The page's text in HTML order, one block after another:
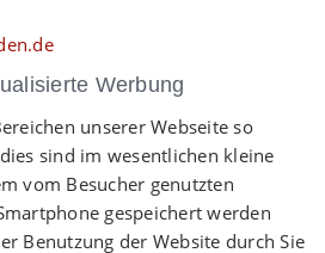
Werbung
unserer Webseite so
sind im wesentlichen kleine
vom Besucher genutzten
gespeichert werden
Benutzung der Website durch Sie